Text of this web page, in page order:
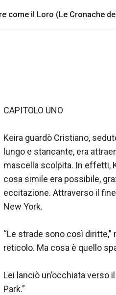
CAPITOLO UNO
Keira guardò Cristiano,
lungo e stancante, era
mascella scolpita. In effetti,
cosa simile era possibile,
eccitazione. Attraverso il
New York.
“Le strade sono così
reticolo. Ma cosa è quello
Lei lanciò un’occhiata verso
Park.”